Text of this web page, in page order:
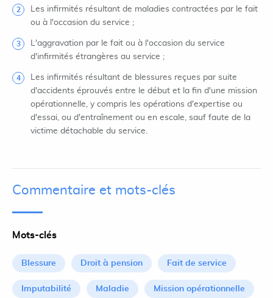
Les infirmités résultant de maladies contractées par le fait
ou à l'occasion du service ;
L'aggravation par le fait ou à l'occasion du service
d'infirmités étrangères au service ;
Les infirmités résultant de blessures reçues par suite
d'accidents éprouvés entre le début et la fin d'une mission
opérationnelle, y compris les opérations d'expertise ou
d'essai, ou d'entraînement ou en escale, sauf faute de la
victime détachable du service.
Commentaire et mots-clés
Mots-clés
Blessure Droit à pension Fait de service
Imputabilité Maladie Mission opérationnelle